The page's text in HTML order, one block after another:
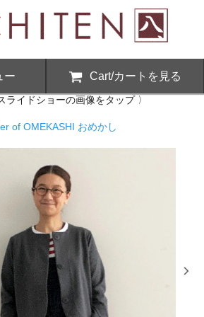
ー Cart/カートを見る
ライドショーの画像をタップ 〉
of OMEKASHI おめかし